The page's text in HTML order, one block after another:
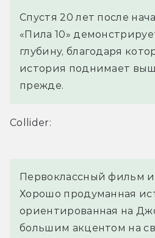
Спустя 20 лет после
«Пила 10»
глубину, благодаря
история поднимает
прежде.
Collider:
Первоклассный фильм
Хорошо продуманная
ориентированная на
большим акцентом на